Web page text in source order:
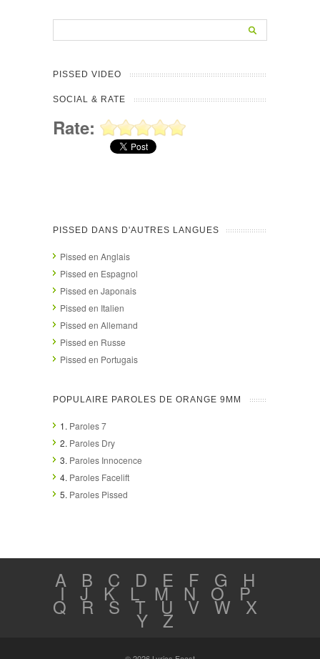
PISSED VIDEO
SOCIAL & RATE
Rate:
PISSED DANS D'AUTRES LANGUES
Pissed en Anglais
Pissed en Espagnol
Pissed en Japonais
Pissed en Italien
Pissed en Allemand
Pissed en Russe
Pissed en Portugais
POPULAIRE PAROLES DE ORANGE 9MM
1. Paroles 7
2. Paroles Dry
3. Paroles Innocence
4. Paroles Facelift
5. Paroles Pissed
A B C D E F G H
I J K L M N O P
Q R S T U V W X
Y Z